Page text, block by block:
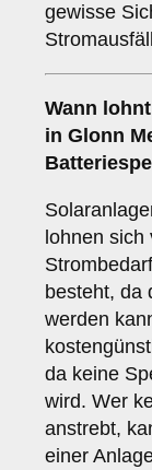
gewisse
Wann
in Glonn
lohnen
besteht, da
werden
da keine
wird. Wer
anstrebt,
einer